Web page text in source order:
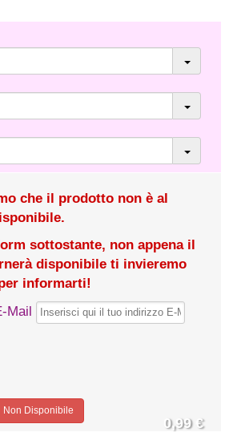
che il prodotto non è al
sottostante, non appena il
disponibile ti invieremo
informarti!
Mail
0,99 €
Non Disponibile